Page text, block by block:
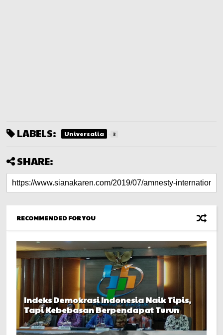
LABELS: Universalia 3
SHARE:
RECOMMENDED FOR YOU
Indeks Demokrasi Indonesia Naik Tipis,
Tapi Kebebasan Berpendapat Turun